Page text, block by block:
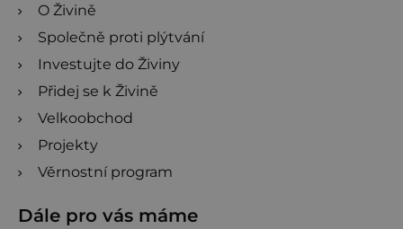
O Živině
Společně proti plýtvání
Investujte do Živiny
Přidej se k Živině
Velkoobchod
Projekty
Věrnostní program
Dále pro vás máme